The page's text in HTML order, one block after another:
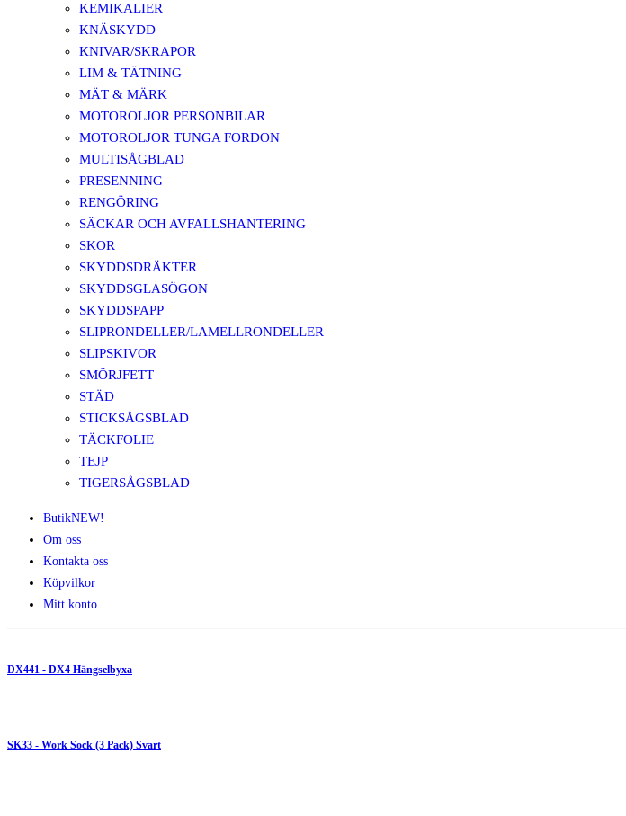
KEMIKALIER
KNÄSKYDD
KNIVAR/SKRAPOR
LIM & TÄTNING
MÄT & MÄRK
MOTOROLJOR PERSONBILAR
MOTOROLJOR TUNGA FORDON
MULTISÅGBLAD
PRESENNING
RENGÖRING
SÄCKAR OCH AVFALLSHANTERING
SKOR
SKYDDSDRÄKTER
SKYDDSGLASÖGON
SKYDDSPAPP
SLIPRONDELLER/LAMELLRONDELLER
SLIPSKIVOR
SMÖRJFETT
STÄD
STICKSÅGSBLAD
TÄCKFOLIE
TEJP
TIGERSÅGSBLAD
ButikNEW!
Om oss
Kontakta oss
Köpvilkor
Mitt konto
DX441 - DX4 Hängselbyxa
SK33 - Work Sock (3 Pack) Svart